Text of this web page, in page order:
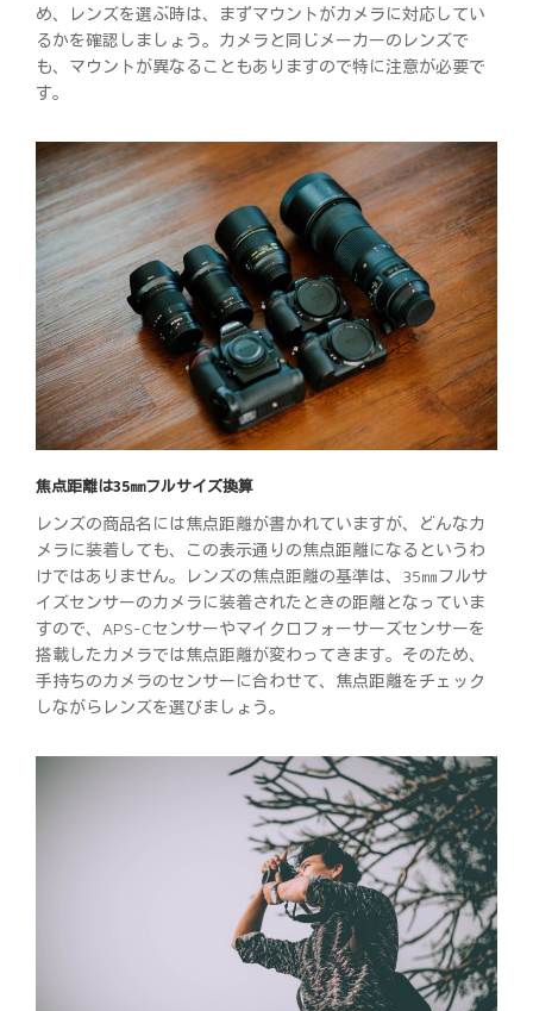
め、レンズを選ぶ時は、まずマウントがカメラに対応してい
るかを確認しましょう。カメラと同じメーカーのレンズで
も、マウントが異なることもありますので特に注意が必要で
す。
焦点距離は35㎜フルサイズ換算
レンズの商品名には焦点距離が書かれていますが、どんなカ
メラに装着しても、この表示通りの焦点距離になるというわ
けではありません。レンズの焦点距離の基準は、35㎜フルサ
イズセンサーのカメラに装着されたときの距離となっていま
すので、APS-Cセンサーやマイクロフォーサーズセンサーを
搭載したカメラでは焦点距離が変わってきます。そのため、
手持ちのカメラのセンサーに合わせて、焦点距離をチェック
しながらレンズを選びましょう。